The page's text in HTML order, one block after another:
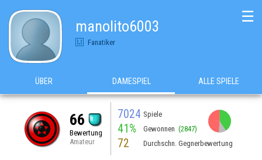
manolito6003
Fanatiker
☰
ÜBER DAMESPIEL ALLE SPIELE
66
Bewertung
Amateur
7024 Spiele
41% Gewonnen (2847)
72 Durchschn. Gegnerbewertung